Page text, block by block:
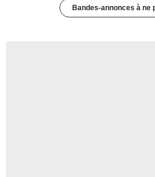
Bandes-annonces à ne